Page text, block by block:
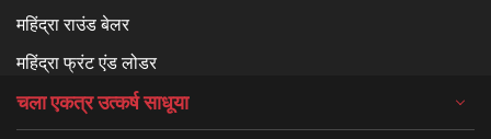
महिंद्रा राउंड बेलर
महिंद्रा फ्रंट एंड लोडर
चला एकत्र उत्कर्ष साधूया